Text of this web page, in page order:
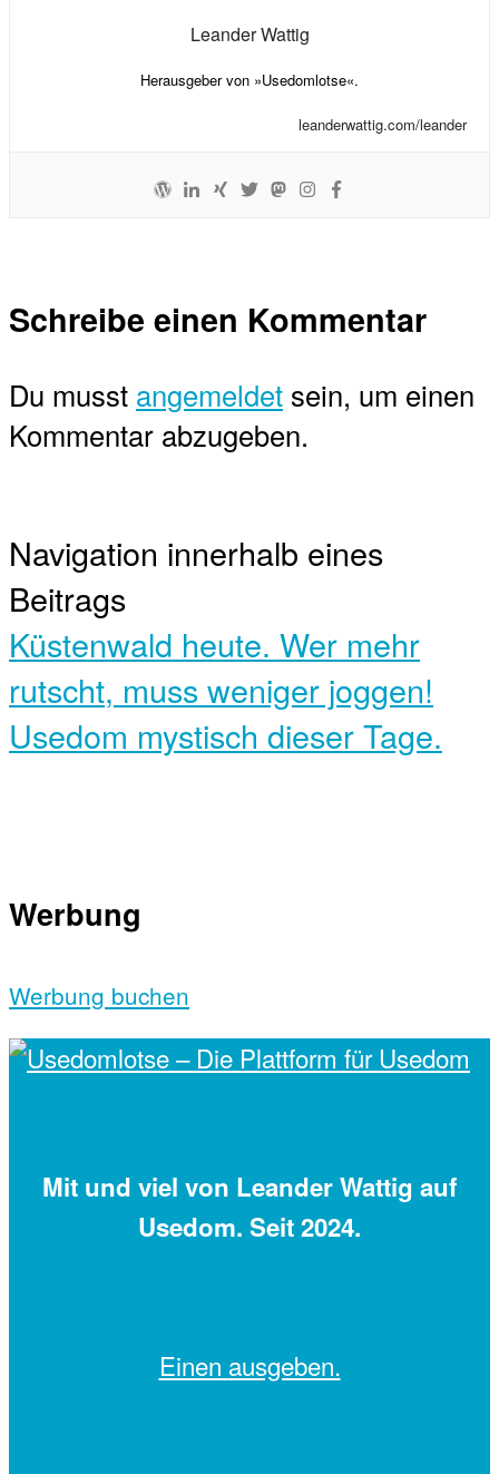
Leander Wattig
Herausgeber von »Usedomlotse«.
leanderwattig.com/leander
Schreibe einen Kommentar
Du musst angemeldet sein, um einen
Kommentar abzugeben.
Navigation innerhalb eines
Beitrags
Küstenwald heute. Wer mehr
rutscht, muss weniger joggen!
Usedom mystisch dieser Tage.
Werbung
Werbung buchen
Mit und viel von Leander Wattig auf
Usedom. Seit 2024.
Einen ausgeben.